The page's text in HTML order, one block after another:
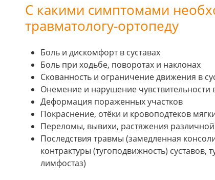
С какими симптомами
травматологу-ортопеду
Боль и дискомфорт в суставах
Боль при ходьбе, поворотах и наклонах
Скованность и ограничение движения в
Онемение и нарушение чувствительности
Деформация пораженных участков
Покраснение, отёки и кровоподтеков
Переломы, вывихи, растяжения
Последствия травмы (замедленная
контрактуры (тугоподвижность)
лимфостаз)